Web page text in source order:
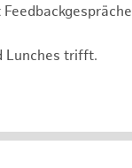
Lunches trifft.